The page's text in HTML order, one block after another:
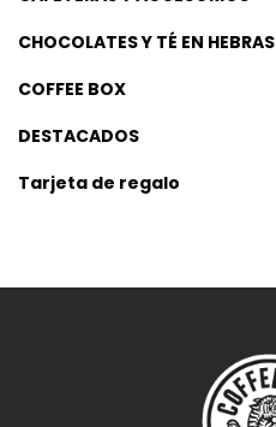
CHOCOLATES Y TÉ EN HEBRAS
COFFEE BOX
DESTACADOS
Tarjeta de regalo